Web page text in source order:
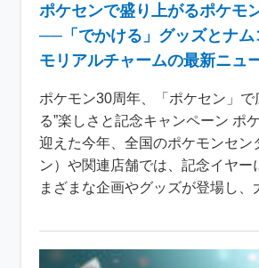
ポケセンで盛り上がるポケモ
──「でかける」グッズとナム
モリアルチャームの最新ニュ
ポケモン30周年、「ポケセン」で
る”楽しさと記念キャンペーン ポ
迎えた今年、全国のポケモンセン
ン）や関連店舗では、記念イヤー
まざまな企画やグッズが登場し